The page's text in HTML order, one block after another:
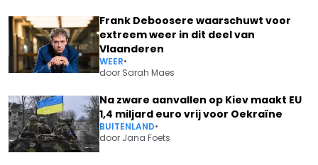
Frank Deboosere waarschuwt voor
extreem weer in dit deel van
Vlaanderen
WEER•
door Sarah Maes
Na zware aanvallen op Kiev maakt EU
1,4 miljard euro vrij voor Oekraïne
BUITENLAND•
door Jana Foets